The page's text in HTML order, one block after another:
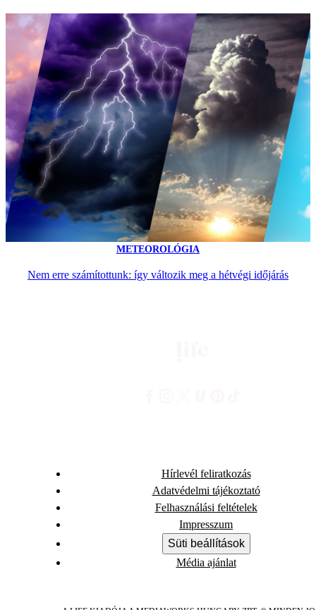
METEOROLÓGIA
Nem erre számítottunk: így változik meg a hétvégi időjárás
Hírlevél feliratkozás
Adatvédelmi tájékoztató
Felhasználási feltételek
Impresszum
Süti beállítások
Média ajánlat